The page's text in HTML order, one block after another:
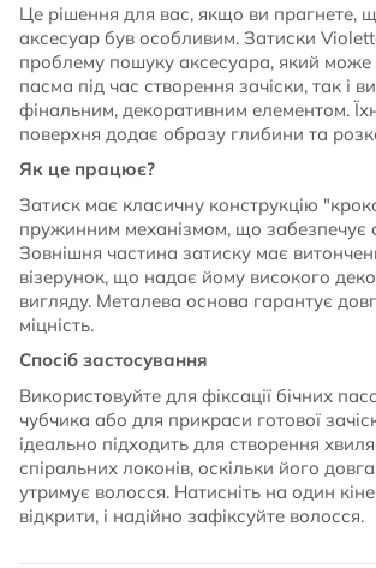
Це рішення для вас, якщо ви прагнете,
аксесуар був особливим. Затиски
проблему пошуку аксесуара, який може
пасма під час створення зачіски, так і
фінальним, декоративним елементом.
поверхня додає образу глибини та
Як це працює?
Затиск має класичну конструкцію
пружинним механізмом, що забезпечує
Зовнішня частина затиску має
візерунок, що надає йому високого
вигляду. Металева основа гарантує
міцність.
Спосіб застосування
Використовуйте для фіксації бічних
чубчика або для прикраси готової
ідеально підходить для створення
спіральних локонів, оскільки його
утримує волосся. Натисніть на один
відкрити, і надійно зафіксуйте волосся.